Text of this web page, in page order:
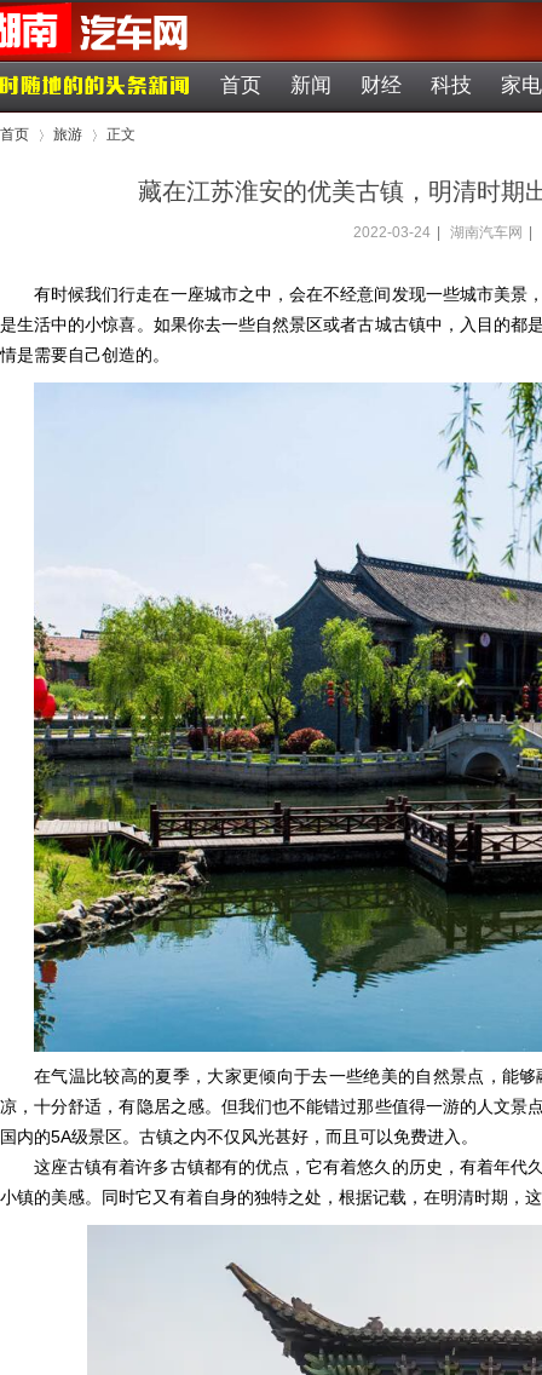
首页 新闻 财经 科技 家电
首页 旅游 正文
藏在江苏淮安的优美古镇，明清时期
2022-03-24 湖南汽车网
有时候我们行走在一座城市之中，会在不经意间发现一些城市美
是生活中的小惊喜。如果你去一些自然景区或者古城古镇中，入目的
情是需要自己创造的。
在气温比较高的夏季，大家更倾向于去一些绝美的自然景点，能
凉，十分舒适，有隐居之感。但我们也不能错过那些值得一游的人文
国内的5A级景区。古镇之内不仅风光甚好，而且可以免费进入。
这座古镇有着许多古镇都有的优点，它有着悠久的历史，有着年
小镇的美感。同时它又有着自身的独特之处，根据记载，在明清时期，